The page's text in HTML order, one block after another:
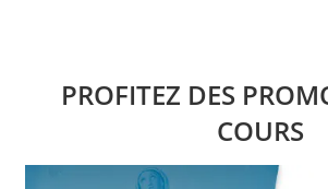
PROFITEZ DES
COURS